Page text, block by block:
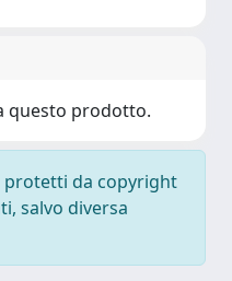
questo prodotto.
protetti da copyright
salvo diversa